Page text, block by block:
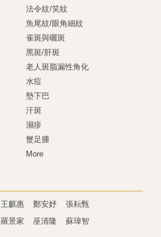
法令紋/笑紋
魚尾紋/眼角細紋
雀斑與曬斑
黑斑/肝斑
老人斑脂漏性角化
水痘
墊下巴
汗斑
濕疹
蟹足腫
More
王麒惠 鄭安妤
張耘甄
羅景家 巫清隆 蘇瑋智